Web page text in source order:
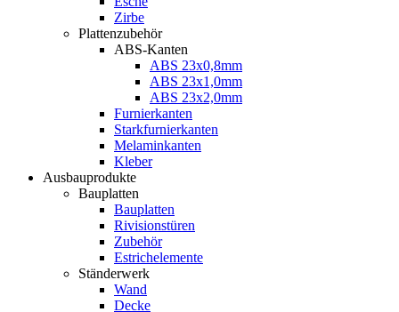
Zirbe
Plattenzubehör
ABS-Kanten
ABS 23x0,8mm
ABS 23x1,0mm
ABS 23x2,0mm
Furnierkanten
Starkfurnierkanten
Melaminkanten
Kleber
Ausbauprodukte
Bauplatten
Bauplatten
Rivisionstüren
Zubehör
Estrichelemente
Ständerwerk
Wand
Decke